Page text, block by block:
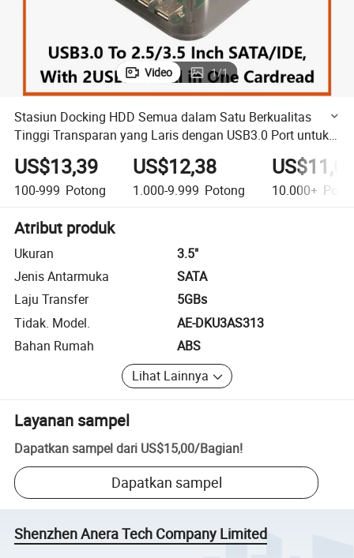
Video 1/1
Stasiun Docking HDD Semua dalam Satu Berkualitas
Tinggi Transparan yang Laris dengan USB3.0 Port untuk
Enclosure HDD/Sdd SATA/IDE 2.5/3.5 Inch
US$13,39
100-999 Potong
US$12,38
1.000-9.999 Potong 10.000+
Atribut produk
Ukuran
3.5"
Jenis Antarmuka
SATA
Laju Transfer
5GBs
Tidak. Model.
AE-DKU3AS313
Bahan Rumah
ABS
Lihat Lainnya
Layanan sampel
Dapatkan sampel dari US$15,00/Bagian!
Dapatkan sampel
Shenzhen Anera Tech Company Limited